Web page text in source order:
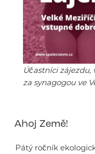
Účastníci zájezdu,
za synagogou ve
Ahoj Země!
Pátý ročník